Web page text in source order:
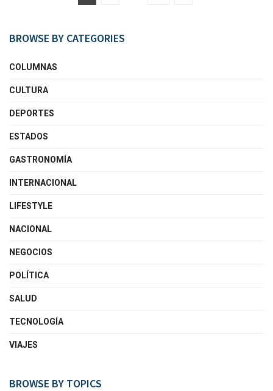
BROWSE BY CATEGORIES
COLUMNAS
CULTURA
DEPORTES
ESTADOS
GASTRONOMÍA
INTERNACIONAL
LIFESTYLE
NACIONAL
NEGOCIOS
POLÍTICA
SALUD
TECNOLOGÍA
VIAJES
BROWSE BY TOPICS